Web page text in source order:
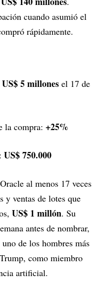
cuando asumió el
rápidamente.
US$ 5 millones el 17 de
la compra: +25%
US$ 750.000
al menos 17 veces
y ventas de lotes que
US$ 1 millón. Su
antes de nombrar,
uno de los hombres más
como miembro
artificial.